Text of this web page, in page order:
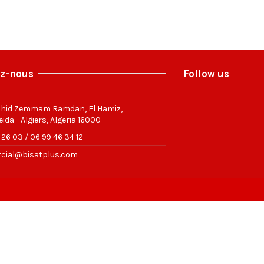
nous
Zemmam Ramdan, El Hamiz,
- Algiers, Algeria 16000
26 03 / 06 99 46 34 12
Follow us